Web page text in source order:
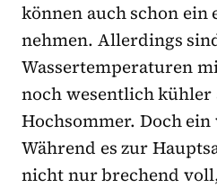
können auch schon ein
nehmen. Allerdings
Wassertemperaturen
noch wesentlich kühler
Hochsommer. Doch
Während es zur
nicht nur brechend